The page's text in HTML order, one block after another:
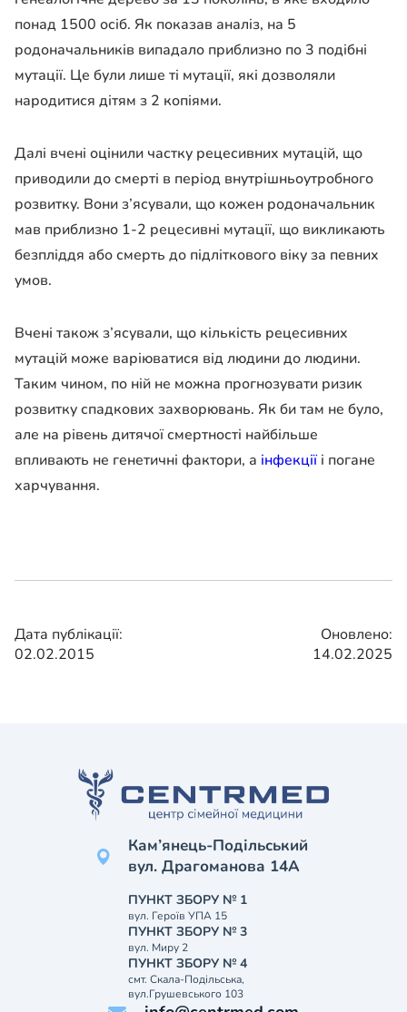
понад 1500 осіб. Як показав аналіз, на 5
родоначальників випадало приблизно по 3 подібні
мутації. Це були лише ті мутації, які дозволяли
народитися дітям з 2 копіями.
Далі вчені оцінили частку рецесивних мутацій, що
приводили до смерті в період внутрішньоутробного
розвитку. Вони з’ясували, що кожен родоначальник
мав приблизно 1-2 рецесивні мутації, що викликають
безпліддя або смерть до підліткового віку за певних
умов.
Вчені також з’ясували, що кількість рецесивних
мутацій може варіюватися від людини до людини.
Таким чином, по ній не можна прогнозувати ризик
розвитку спадкових захворювань. Як би там не було,
але на рівень дитячої смертності найбільше
впливають не генетичні фактори, а інфекціїі погане
харчування.
Дата публікації:
02.02.2015
Оновлено:
14.02.2025
Кам’янець-Подільський
вул. Драгоманова 14А
ПУНКТ ЗБОРУ № 1
вул. Героїв УПА 15
ПУНКТ ЗБОРУ № 3
вул. Миру 2
ПУНКТ ЗБОРУ № 4
смт. Скала-Подільська,
вул.Грушевського 103